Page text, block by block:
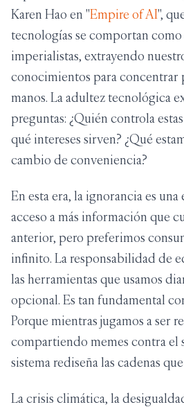
Karen Hao en "Empire of AI",
tecnologías se comportan
imperialistas, extrayendo
conocimientos para concentrar
manos. La adultez tecnológica
preguntas: ¿Quién controla
qué intereses sirven? ¿Qué
cambio de conveniencia?
En esta era, la ignorancia es una
acceso a más información que
anterior, pero preferimos
infinito. La responsabilidad de
las herramientas que usamos
opcional. Es tan fundamental
Porque mientras jugamos a ser
compartiendo memes contra el
sistema rediseña las cadenas
La crisis climática, la